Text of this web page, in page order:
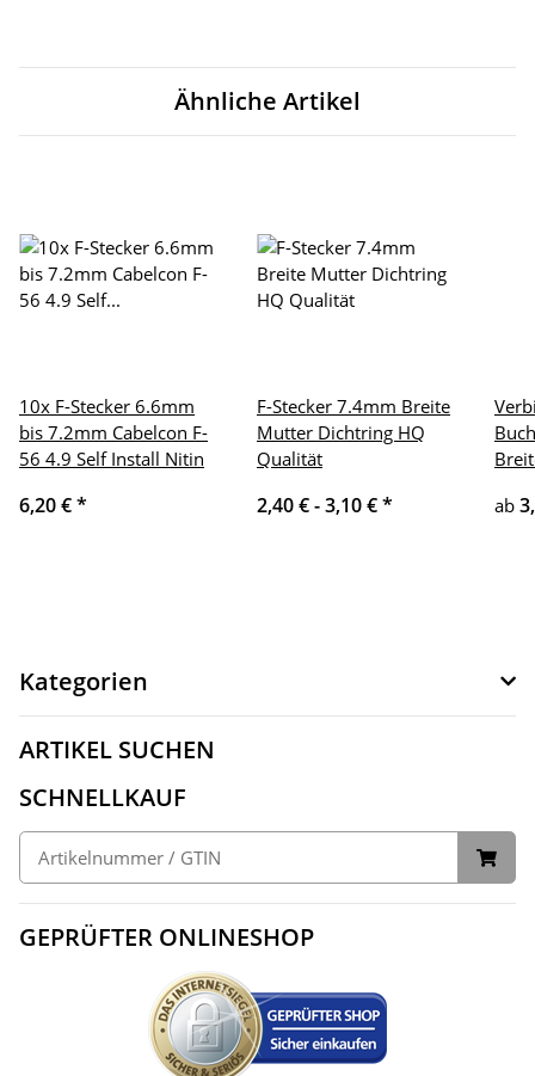
Ähnliche Artikel
10x F-Stecker 6.6mm
bis 7.2mm Cabelcon F-
56 4.9 Self Install Nitin
6,20 €*
F-Stecker 7.4mm Breite
Mutter Dichtring HQ
Qualität
2,40 € -3,10 €*
ab
Kategorien
ARTIKEL SUCHEN
SCHNELLKAUF
GEPRÜFTER ONLINESHOP